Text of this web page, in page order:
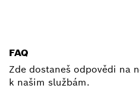
FAQ
Zde dostaneš odpovědi na
k našim službám.